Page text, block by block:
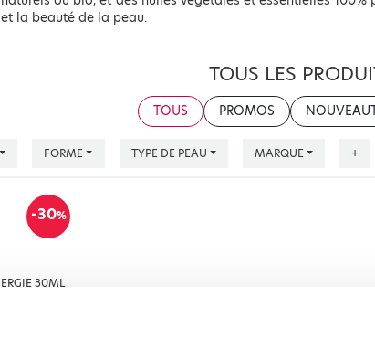
et la beauté de la peau.
TOUS LES
TOUS PROMOS
FORME TYPE DE PEAU MARQUE +
-30%